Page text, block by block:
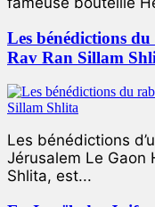
Les bénédictions
Rav Ran Sillam
Les bénédictions
Jérusalem Le Gaon
Shlita, est...